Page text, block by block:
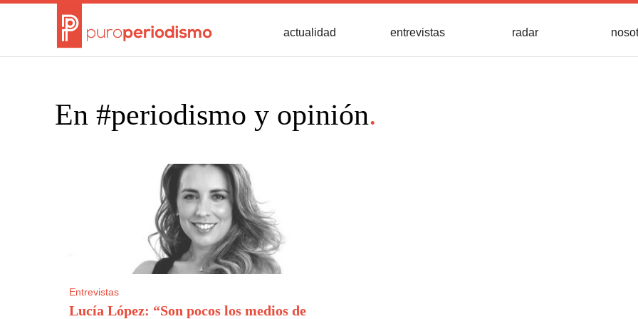
actualidad entrevistas radar
En #periodismo y opinión.
Entrevistas
Lucía López: “Son pocos los medios de